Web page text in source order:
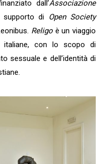
dall’Associazione
di
Open Society
Religoè un viaggio
italiane, con lo scopo di
sessuale e dell’identità di